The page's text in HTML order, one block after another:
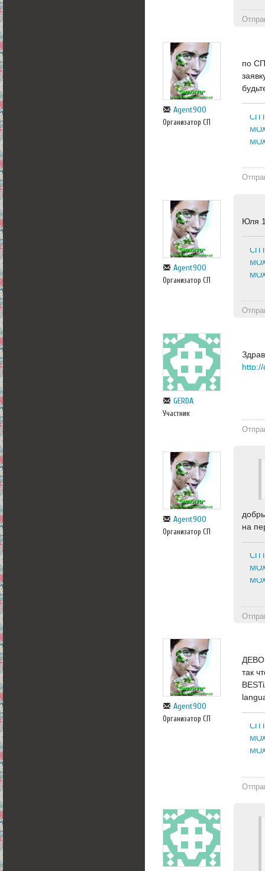
Agent900
Организатор СП
по
СП
Agent900
Организатор СП
Юля
СП
GERDA
Участник
Agent900
Организатор СП
на
СП
Agent900
Организатор СП
так
СП